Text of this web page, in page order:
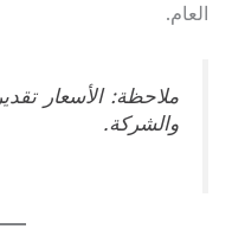
العام.
ملاحظة: الأسعار
والشركة.